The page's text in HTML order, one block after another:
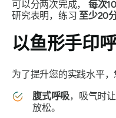
可以分两次完成， 每次
研究表明，练习 至少20
以鱼形手印
为了提升您的实践水平
腹式呼吸，吸气时
放松。